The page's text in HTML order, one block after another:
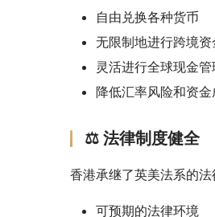
自由兑换各种货币
无限制地进行跨境资
灵活进行全球现金管
降低汇率风险和资金
⚖️ 法律制度健全
香港承继了英美法系的
可预期的法律环境